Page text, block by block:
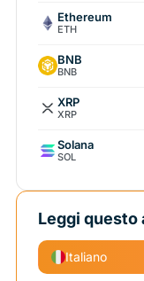
Ethereum
ETH
BNB
BNB
XRP
XRP
Solana
SOL
Leggi
Italiano